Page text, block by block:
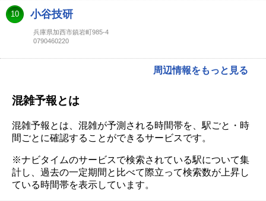
10 小谷技研
兵庫県加西市鎮岩町985-4
0790460220
周辺情報をもっと見る
混雑予報とは
混雑予報とは、混雑が予測される時間帯を、駅ごと・時
間ごとに確認することができるサービスです。
※ナビタイムのサービスで検索されている駅について集
計し、過去の一定期間と比べて際立って検索数が上昇し
ている時間帯を表示しています。